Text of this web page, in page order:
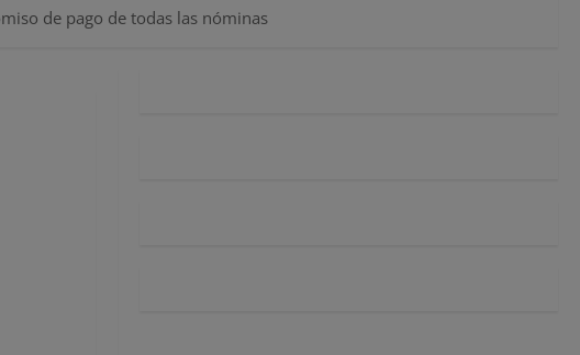
de pago de todas las nóminas